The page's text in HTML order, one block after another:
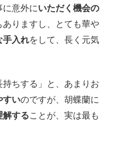
意外にいただく機会の
りますし、とても華や
手入れをして、長く元気
持ちする」と、あまりお
すいのですが、胡蝶蘭に
解することが、実は最も